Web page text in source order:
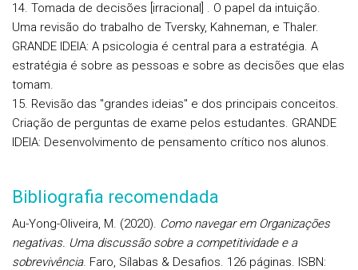
14. Tomada de decisões [irracional] . O papel da intuição.
Uma revisão do trabalho de Tversky, Kahneman, e Thaler.
GRANDE IDEIA: A psicologia é central para a estratégia. A
estratégia é sobre as pessoas e sobre as decisões que elas
tomam.
15. Revisão das "grandes ideias" e dos principais conceitos.
Criação de perguntas de exame pelos estudantes. GRANDE
IDEIA: Desenvolvimento de pensamento crítico nos alunos.
Bibliografia recomendada
Au-Yong-Oliveira, M. (2020). Como navegar em Organizações
negativas. Uma discussão sobre a competitividade e a
sobrevivência. Faro, Sílabas & Desafios. 126 páginas. ISBN: